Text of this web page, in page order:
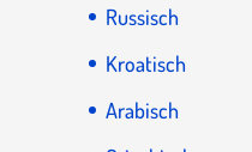
Russisch
Kroatisch
Arabisch